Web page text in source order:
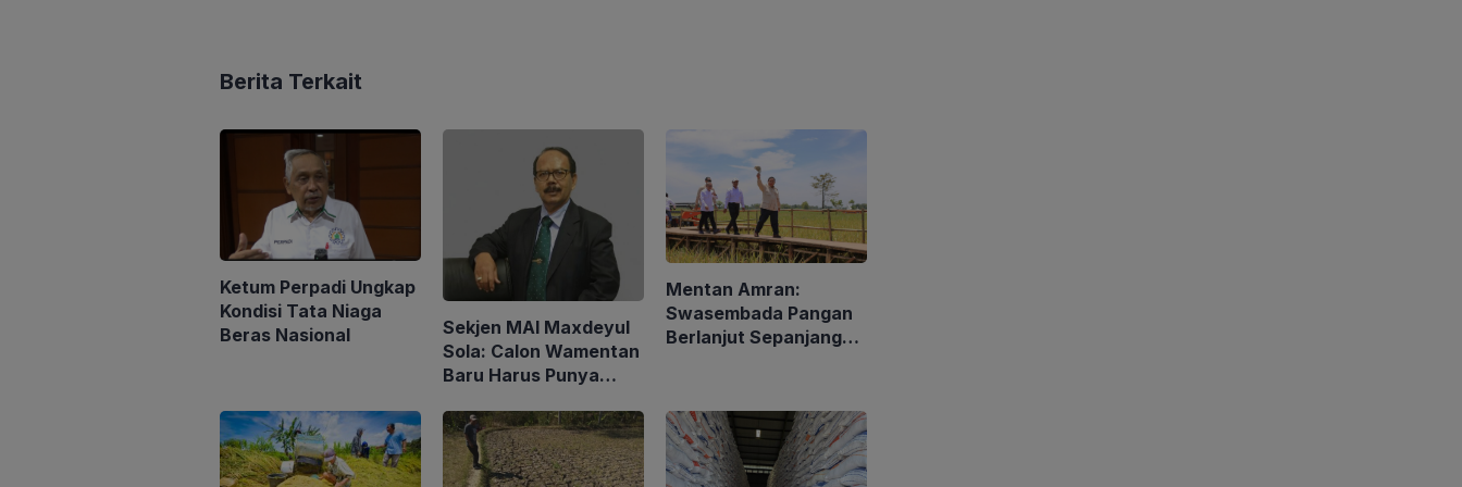
Berita Terkait
Ketum Perpadi Ungkap
Kondisi Tata Niaga
Beras Nasional
Sekjen MAI Maxdeyul
Sola: Calon Wamentan
Baru Harus Punya
Konsep Holistik
Mentan Amran:
Swasembada Pangan
Berlanjut Sepanjang